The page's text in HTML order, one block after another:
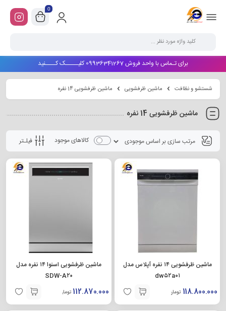
0
برای تـماس با واحد فروش 09936341267 کلیـــــک کــــنید
شستشو و نظافت ماشین ظرفشویی ماشین ظرفشویی 14 نفره
ماشین ظرفشویی 14 نفره
فیلـتر کالاهای موجود
ماشین ظرفشویی ۱۴ نفره آپلاس مدل
dw۵۲a۰۱
118.800.000 تومان
ماشین ظرفشویی اسنوا ۱۴ نفره مدل
SDW-A۲۰
112.870.000 تومان